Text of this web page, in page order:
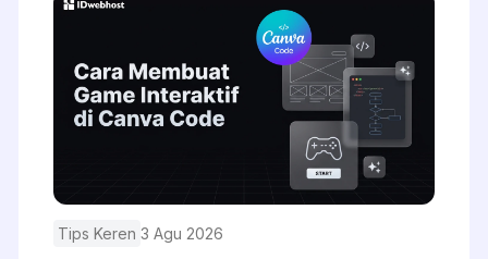
Tips Keren 3 Agu 2026